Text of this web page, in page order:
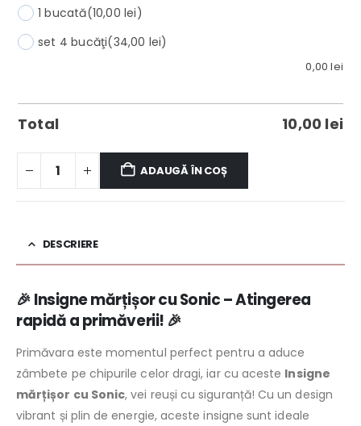
1 bucată(10,00 lei)
set 4 bucăţi(34,00 lei)
0,00lei
Total 10,00 lei
ADAUGĂ ÎN COȘ
DESCRIERE
🎉 Insigne mărțișor cu Sonic – Atingerea
rapidă a primăverii! 🎉
Primăvara este momentul perfect pentru a aduce
zâmbete pe chipurile celor dragi, iar cu aceste Insigne
mărțișor cu Sonic, vei reuși cu siguranță! Cu un design
vibrant și plin de energie, aceste insigne sunt ideale